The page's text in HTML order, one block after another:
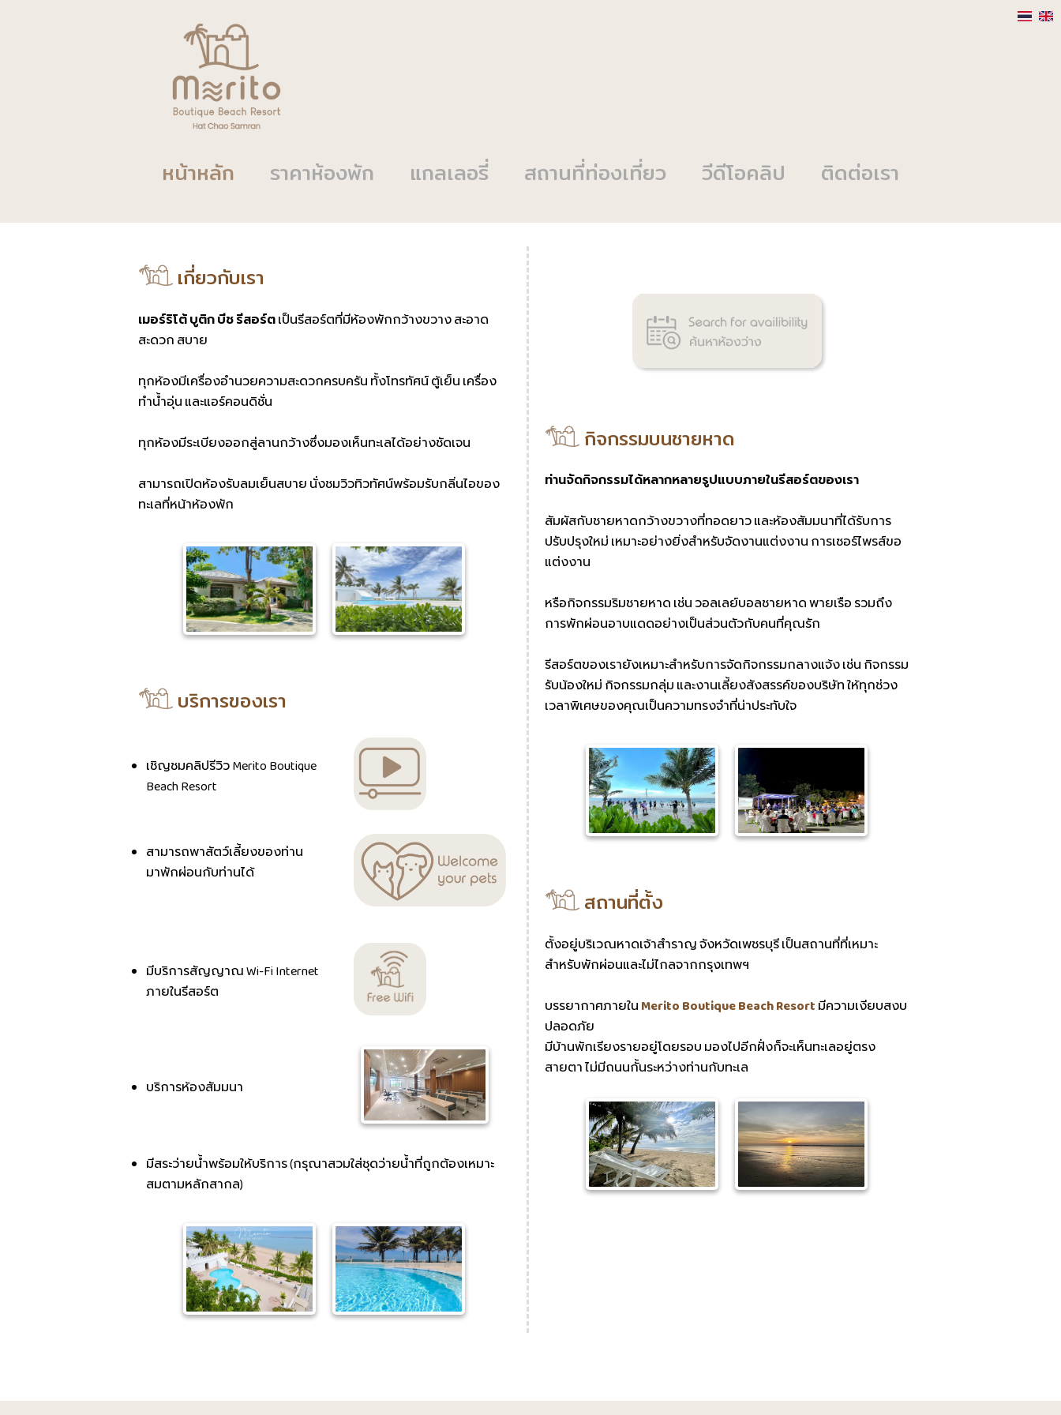
หน้าหลัก ราคาห้องพัก แกลเลอรี่ สถานที่ท่องเที่ยว วีดีโอคลิป ติดต่อเรา
เกี่ยวกับเรา
เมอร์ริโต้ บูติก บีช รีสอร์ตเป็นรีสอร์ตที่มีห้องพักกว้างขวาง สะอาด
สะดวก สบาย
ทุกห้องมีเครื่องอำนวยความสะดวกครบครัน ทั้งโทรทัศน์ ตู้เย็น เครื่อง
ทำน้ำอุ่น และแอร์คอนดิชั่น
ทุกห้องมีระเบียงออกสู่ลานกว้างซึ่งมองเห็นทะเลได้อย่างชัดเจน
สามารถเปิดห้องรับลมเย็นสบาย นั่งชมวิวทิวทัศน์พร้อมรับกลิ่นไอของ
ทะเลที่หน้าห้องพัก
บริการของเรา
เชิญชมคลิปรีวิว Merito Boutique
Beach Resort
สามารถพาสัตว์เลี้ยงของท่าน
มาพักผ่อนกับท่านได้
มีบริการสัญญาณ Wi-Fi Internet
ภายในรีสอร์ต
บริการห้องสัมมนา
มีสระว่ายน้ำพร้อมให้บริการ (กรุณาสวมใส่ชุดว่ายน้ำที่ถูกต้องเหมาะ
สมตามหลักสากล)
กิจกรรมบนชายหาด
ท่านจัดกิจกรรมได้หลากหลายรูปแบบภายในรีสอร์ตของเรา
สัมผัสกับชายหาดกว้างขวางที่ทอดยาว และห้องสัมมนาที่ได้รับการ
ปรับปรุงใหม่ เหมาะอย่างยิ่งสำหรับจัดงานแต่งงาน การเซอร์ไพรส์ขอ
แต่งงาน
หรือกิจกรรมริมชายหาด เช่น วอลเลย์บอลชายหาด พายเรือ รวมถึง
การพักผ่อนอาบแดดอย่างเป็นส่วนตัวกับคนที่คุณรัก
รีสอร์ตของเรายังเหมาะสำหรับการจัดกิจกรรมกลางแจ้ง เช่น กิจกรรม
รับน้องใหม่ กิจกรรมกลุ่ม และงานเลี้ยงสังสรรค์ของบริษัท ให้ทุกช่วง
เวลาพิเศษของคุณเป็นความทรงจำที่น่าประทับใจ
สถานที่ตั้ง
ตั้งอยู่บริเวณหาดเจ้าสำราญ จังหวัดเพชรบุรี เป็นสถานที่ที่เหมาะ
สำหรับพักผ่อนและไม่ไกลจากกรุงเทพฯ
บรรยากาศภายในMerito Boutique Beach Resortมีความเงียบสงบ
ปลอดภัย
มีบ้านพักเรียงรายอยู่โดยรอบ มองไปอีกฝั่งก็จะเห็นทะเลอยู่ตรง
สายตา ไม่มีถนนกั้นระหว่างท่านกับทะเล